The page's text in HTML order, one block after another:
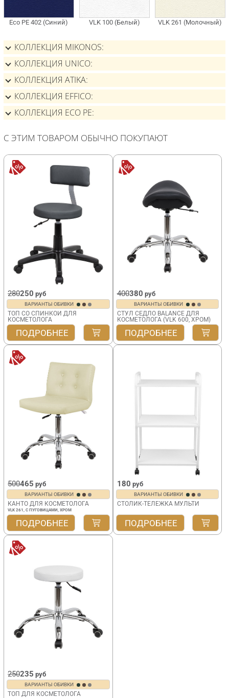
КОЛЛЕКЦИЯ MIKONOS
КОЛЛЕКЦИЯ UNICO
КОЛЛЕКЦИЯ ATIKA
КОЛЛЕКЦИЯ EFFICO
КОЛЛЕКЦИЯ ECO PE
С ЭТИМ ТОВАРОМ ОБЫЧНО ПОКУПАЮТ
280250 руб
ВАРИАНТЫ ОБИВКИ
ТОП СО СПИНКОЙ ДЛЯ
КОСМЕТОЛОГА
VLK 700
ПОДРОБНЕЕ
400380 руб
ВАРИАНТЫ ОБИВКИ
СТУЛ СЕДЛО BALANCE ДЛЯ
КОСМЕТОЛОГА (VLK 600, ХРОМ)
ПОДРОБНЕЕ
500465 руб
ВАРИАНТЫ ОБИВКИ
КАНТО ДЛЯ КОСМЕТОЛОГА
VLK 261, С ПУГОВИЦАМИ, ХРОМ
ПОДРОБНЕЕ
180 руб
ВАРИАНТЫ ОБИВКИ
СТОЛИК-ТЕЛЕЖКА МУЛЬТИ
ПОДРОБНЕЕ
250235 руб
ВАРИАНТЫ ОБИВКИ
ТОП ДЛЯ КОСМЕТОЛОГА